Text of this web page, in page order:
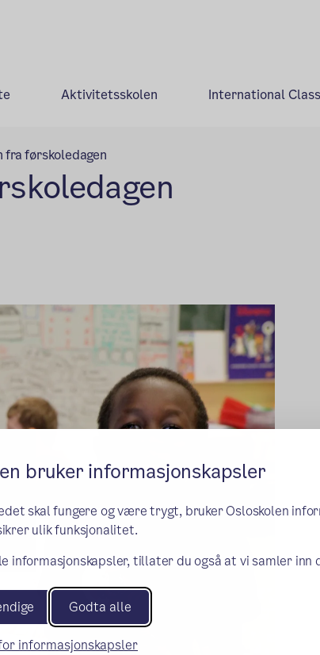
bruker informasjonskapsler
skal fungere og være trygt, bruker Osloskolen
ulik funksjonalitet.
informasjonskapsler, tillater du også at vi samler
Godta alle
informasjonskapsler
Aktivitetsskolen International
fra førskoledagen